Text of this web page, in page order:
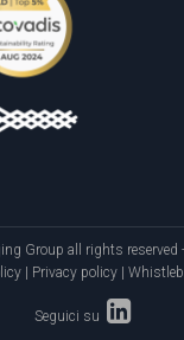
Group all rights reserved
Privacy policy
Seguici su